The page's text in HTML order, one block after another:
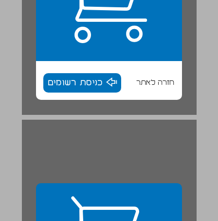
חזרה לאתר כניסת רשומים